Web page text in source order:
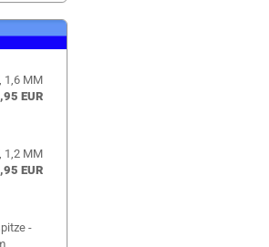
1,6 MM
EUR
1,2 MM
EUR
-